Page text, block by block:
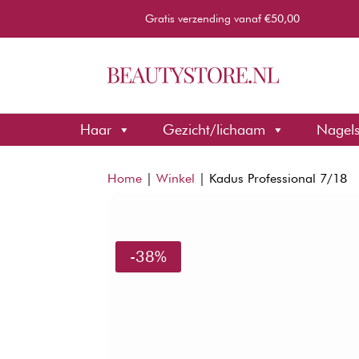
Gratis verzending vanaf €50,00
Haar Gezicht/lichaam Nagels
Home |Winkel | Kadus Professional 7/18
-38%